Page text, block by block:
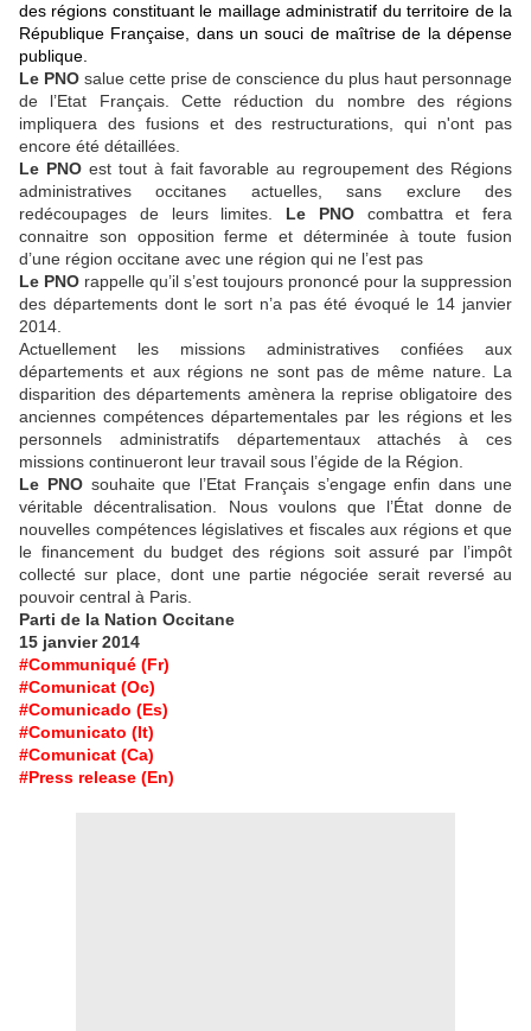
des régions constituant le maillage administratif du territoire de la
République Française, dans un souci de maîtrise de la dépense
publique.
Le PNO salue cette prise de conscience du plus haut personnage
de l’Etat Français. Cette réduction du nombre des régions
impliquera des fusions et des restructurations, qui n'ont pas
encore été détaillées.
Le PNOest tout à fait favorable au regroupement des Régions
administratives occitanes actuelles, sans exclure des
redécoupages de leurs limites. Le PNOcombattra et fera
connaitre son opposition ferme et déterminée à toute fusion
d’une région occitane avec une région qui ne l’est pas
Le PNO rappelle qu’il s’est toujours prononcé pour la suppression
des départements dont le sort n’a pas été évoqué le 14 janvier
2014.
Actuellement les missions administratives confiées aux
départements et aux régions ne sont pas de même nature. La
disparition des départements amènera la reprise obligatoire des
anciennes compétences départementales par les régions et les
personnels administratifs départementaux attachés à ces
missions continueront leur travail sous l’égide de la Région.
Le PNOsouhaite que l’Etat Français s’engage enfin dans une
véritable décentralisation. Nous voulons que l’État donne de
nouvelles compétences législatives et fiscales aux régions et que
le financement du budget des régions soit assuré par l’impôt
collecté sur place, dont une partie négociée serait reversé au
pouvoir central à Paris.
Parti de la Nation Occitane
15 janvier 2014
#Communiqué (Fr)
#Comunicat (Oc)
#Comunicado (Es)
#Comunicato (It)
#Comunicat (Ca)
#Press release (En)